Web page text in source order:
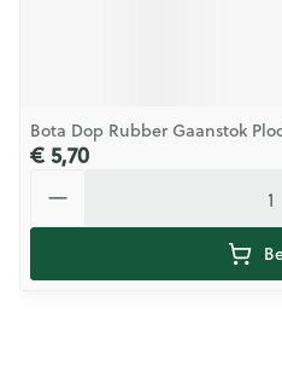
Bota Dop Rubber Gaanstok
€ 5,70